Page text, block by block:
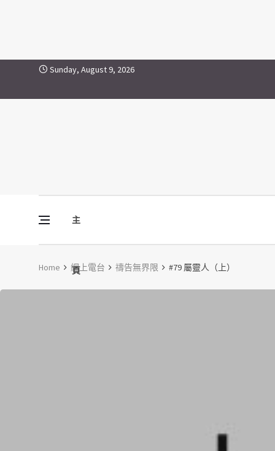
Skip to contentSunday, August 9, 2026
主
頁
Vine Media
葡萄樹傳媒
Home 網上電台 禱告無界限 #79 屬靈人（上）